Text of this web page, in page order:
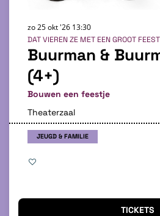
Buurman &
(4+)
Bouwen een feestje
DAT VIEREN ZE MET EEN GROOT FEEST
zo 25 okt '26 13:30
Theaterzaal
JEUGD & FAMILIE
TICKETS